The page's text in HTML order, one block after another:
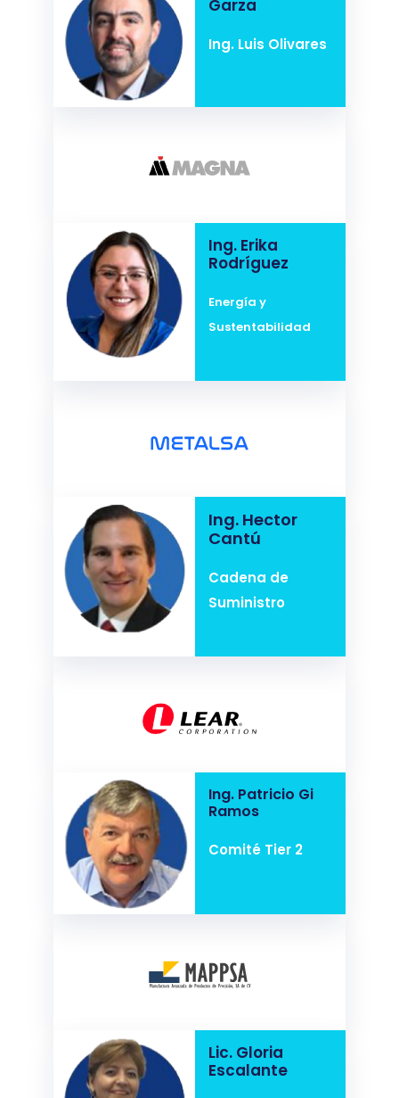
Garza
Ing. Luis Olivares
Ing. Erika
Rodríguez
Energía y
Sustentabilidad
Ing. Hector
Cantú
Cadena de
Suministro
Ing. Patricio Gi
Ramos
Comité Tier 2
Lic. Gloria
Escalante